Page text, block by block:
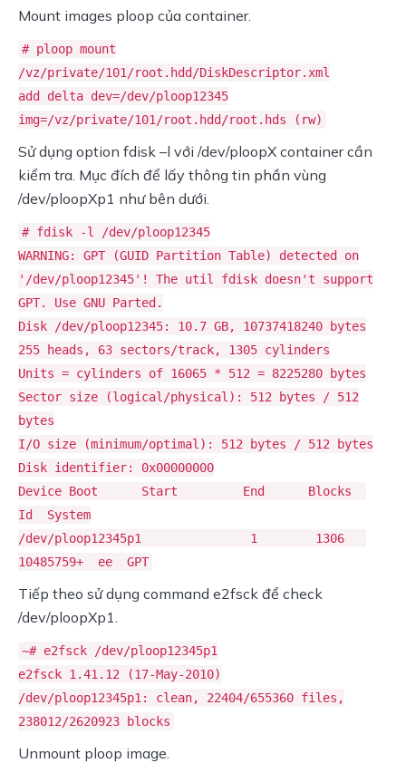
Mount images ploop của container.
# ploop mount
/vz/private/101/root.hdd/DiskDescriptor.xml
add delta dev=/dev/ploop12345
img=/vz/private/101/root.hdd/root.hds (rw)
Sử dụng option fdisk –l với /dev/ploopX container cần
kiểm tra. Mục đích để lấy thông tin phần vùng
/dev/ploopXp1 như bên dưới.
# fdisk -l /dev/ploop12345
WARNING: GPT (GUID Partition Table) detected on
'/dev/ploop12345'! The util fdisk doesn't support
GPT. Use GNU Parted.
Disk /dev/ploop12345: 10.7 GB, 10737418240 bytes
255 heads, 63 sectors/track, 1305 cylinders
Units = cylinders of 16065 * 512 = 8225280 bytes
Sector size (logical/physical): 512 bytes / 512
bytes
I/O size (minimum/optimal): 512 bytes / 512 bytes
Disk identifier: 0x00000000
Device Boot Start End Blocks
Id System
/dev/ploop12345p1 1 1306
10485759+ ee GPT
Tiếp theo sử dụng command e2fsck để check
/dev/ploopXp1.
~# e2fsck /dev/ploop12345p1
e2fsck 1.41.12 (17-May-2010)
/dev/ploop12345p1: clean, 22404/655360 files,
238012/2620923 blocks
Unmount ploop image.